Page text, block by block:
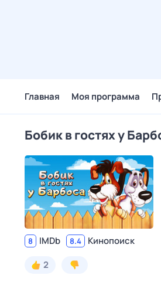
Главная Моя программа
Бобик в гостях у
8 IMDb 8.4
Кинопоиск
2